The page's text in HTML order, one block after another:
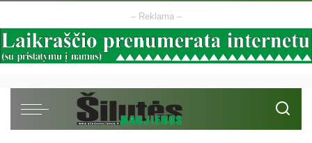
– Reklama –